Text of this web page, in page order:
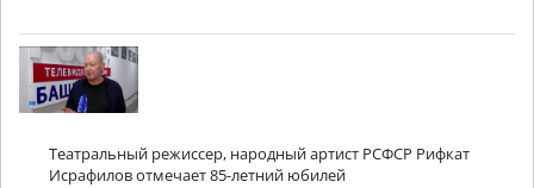
Театральный режиссер, народный артист РСФСР Рифкат
Исрафилов отмечает 85-летний юбилей